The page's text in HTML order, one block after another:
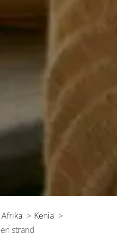
Afrika
Kenia
strand